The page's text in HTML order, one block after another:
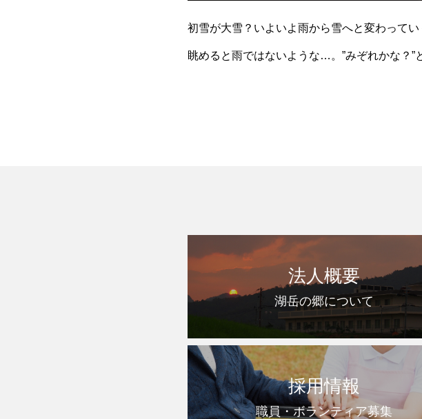
初雪が大雪？いよいよ雨から雪へと変わって
眺めると雨ではないような…。”みぞれかな？
法人概要
湖岳の郷について
採用情報
職員・ボランティア募集